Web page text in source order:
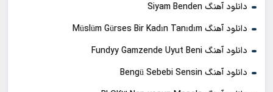
دانلود آهنگ Siyam Benden
دانلود آهنگ Müslüm Gürses Bir Kadın Tanıdım
دانلود آهنگ Fundyy Gamzende Uyut Beni
دانلود آهنگ Bengü Sebebi Sensin